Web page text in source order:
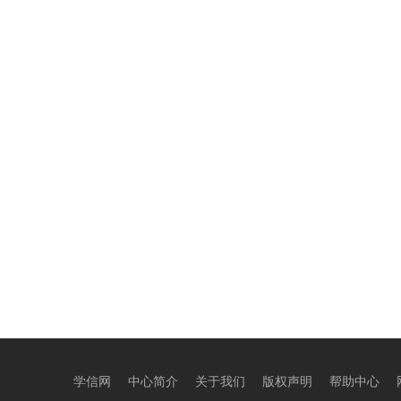
学信网 中心简介 关于我们 版权声明 帮助中心